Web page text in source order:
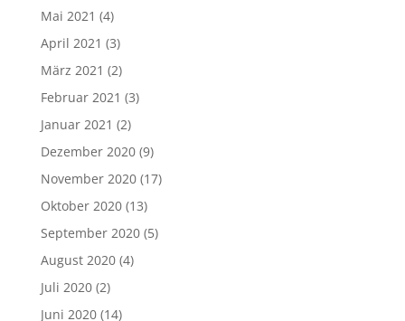
Mai 2021 (4)
April 2021 (3)
März 2021 (2)
Februar 2021 (3)
Januar 2021 (2)
Dezember 2020(9)
November 2020(17)
Oktober 2020(13)
September 2020(5)
August 2020(4)
Juli 2020(2)
Juni 2020(14)